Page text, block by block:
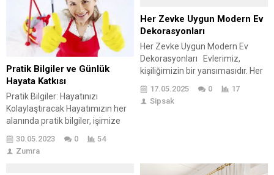
Pratik Bilgiler ve Günlük
Hayata Katkısı
Pratik Bilgiler: Hayatınızı
Kolaylaştıracak Hayatımızın her
alanında pratik bilgiler, işimize
yarayacak püf noktaları her
zaman aradığımız şeylerdir. Bu
yazıda, günlük hayatta işinize
30.05.2023 0
54
Zumra
Her Zevke Uygun Modern Ev
Dekorasyonları
Her Zevke Uygun Modern Ev
Dekorasyonları Evlerimiz,
kişiliğimizin bir yansımasıdır. Her
zevke uygun modern ev
dekorasyonları, evimizi sadece
bir mekan olmaktan çıkarıp bir
bulmak için cesur seçimler
17.05.2025 0
17
Sipsak